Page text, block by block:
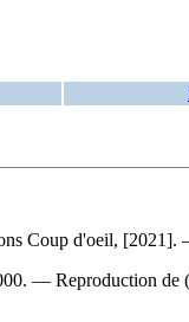
Coup d'oeil, [2021].
— Reproduction de